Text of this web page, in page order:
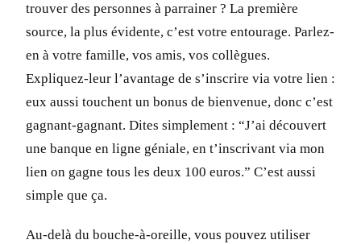
trouver des personnes à parrainer ? La première
source, la plus évidente, c’est votre entourage. Parlez-
en à votre famille, vos amis, vos collègues.
Expliquez-leur l’avantage de s’inscrire via votre lien :
eux aussi touchent un bonus de bienvenue, donc c’est
gagnant-gagnant. Dites simplement : “J’ai découvert
une banque en ligne géniale, en t’inscrivant via mon
lien on gagne tous les deux 100 euros.” C’est aussi
simple que ça.
Au-delà du bouche-à-oreille, vous pouvez utiliser